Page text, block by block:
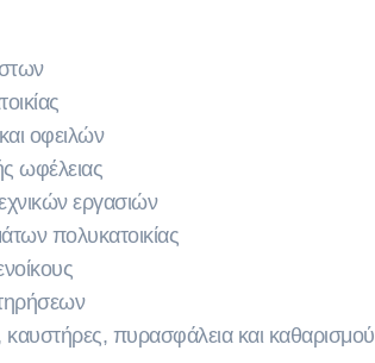
οφειλών
ωφέλειας
εργασιών
πολυκατοικίας
πυρασφάλεια και